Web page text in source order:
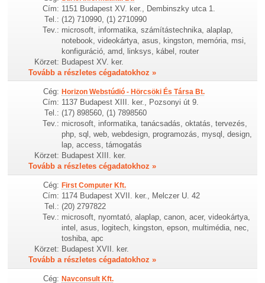
Cím: 1151 Budapest XV. ker., Dembinszky utca 1.
Tel.: (12) 710990, (1) 2710990
Tev.: microsoft, informatika, számítástechnika, alaplap,
notebook, videokártya, asus, kingston, memória, msi,
konfiguráció, amd, linksys, kábel, router
Körzet: Budapest XV. ker.
Tovább a részletes cégadatokhoz »
Cég: Horizon Webstúdió - Hörcsöki És Társa Bt.
Cím: 1137 Budapest XIII. ker., Pozsonyi út 9.
Tel.: (17) 898560, (1) 7898560
Tev.: microsoft, informatika, tanácsadás, oktatás, tervezés,
php, sql, web, webdesign, programozás, mysql, design,
lap, access, támogatás
Körzet: Budapest XIII. ker.
Tovább a részletes cégadatokhoz »
Cég: First Computer Kft.
Cím: 1174 Budapest XVII. ker., Melczer U. 42
Tel.: (20) 2797822
Tev.: microsoft, nyomtató, alaplap, canon, acer, videokártya,
intel, asus, logitech, kingston, epson, multimédia, nec,
toshiba, apc
Körzet: Budapest XVII. ker.
Tovább a részletes cégadatokhoz »
Cég: Navconsult Kft.